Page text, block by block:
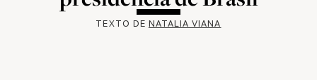
TEXTO DE NATALIA VIANA